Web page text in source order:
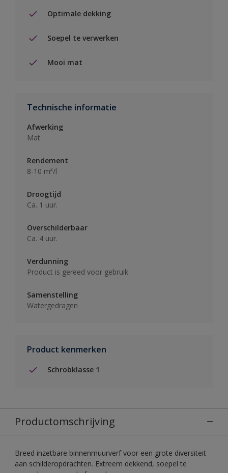
Optimale dekking
Soepel te verwerken
Mooi mat
Technische informatie
Afwerking
Mat
Rendement
8-10 m²/l
Droogtijd
Ca. 1 uur.
Overschilderbaar
Ca. 4 uur.
Verdunning
Product is gereed voor gebruik.
Samenstelling
Watergedragen
Product kenmerken
Schrobklasse 1
Productomschrijving
Breed inzetbare binnenmuurverf voor een grote diversiteit
aan schilderopdrachten. Extreem dekkend, soepel te